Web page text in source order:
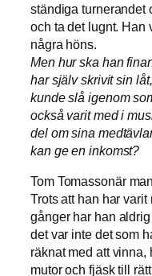
ständiga turnerandet
och ta det lugnt. Han
några höns.
Men hur ska han
har själv skrivit sin
kunde slå igenom
också varit med i
del om sina
kan ge en inkomst?
Tom Tomassonär
Trots att han har
gånger har han
det var inte det som
räknat med att vinna,
mutor och fjäsk till